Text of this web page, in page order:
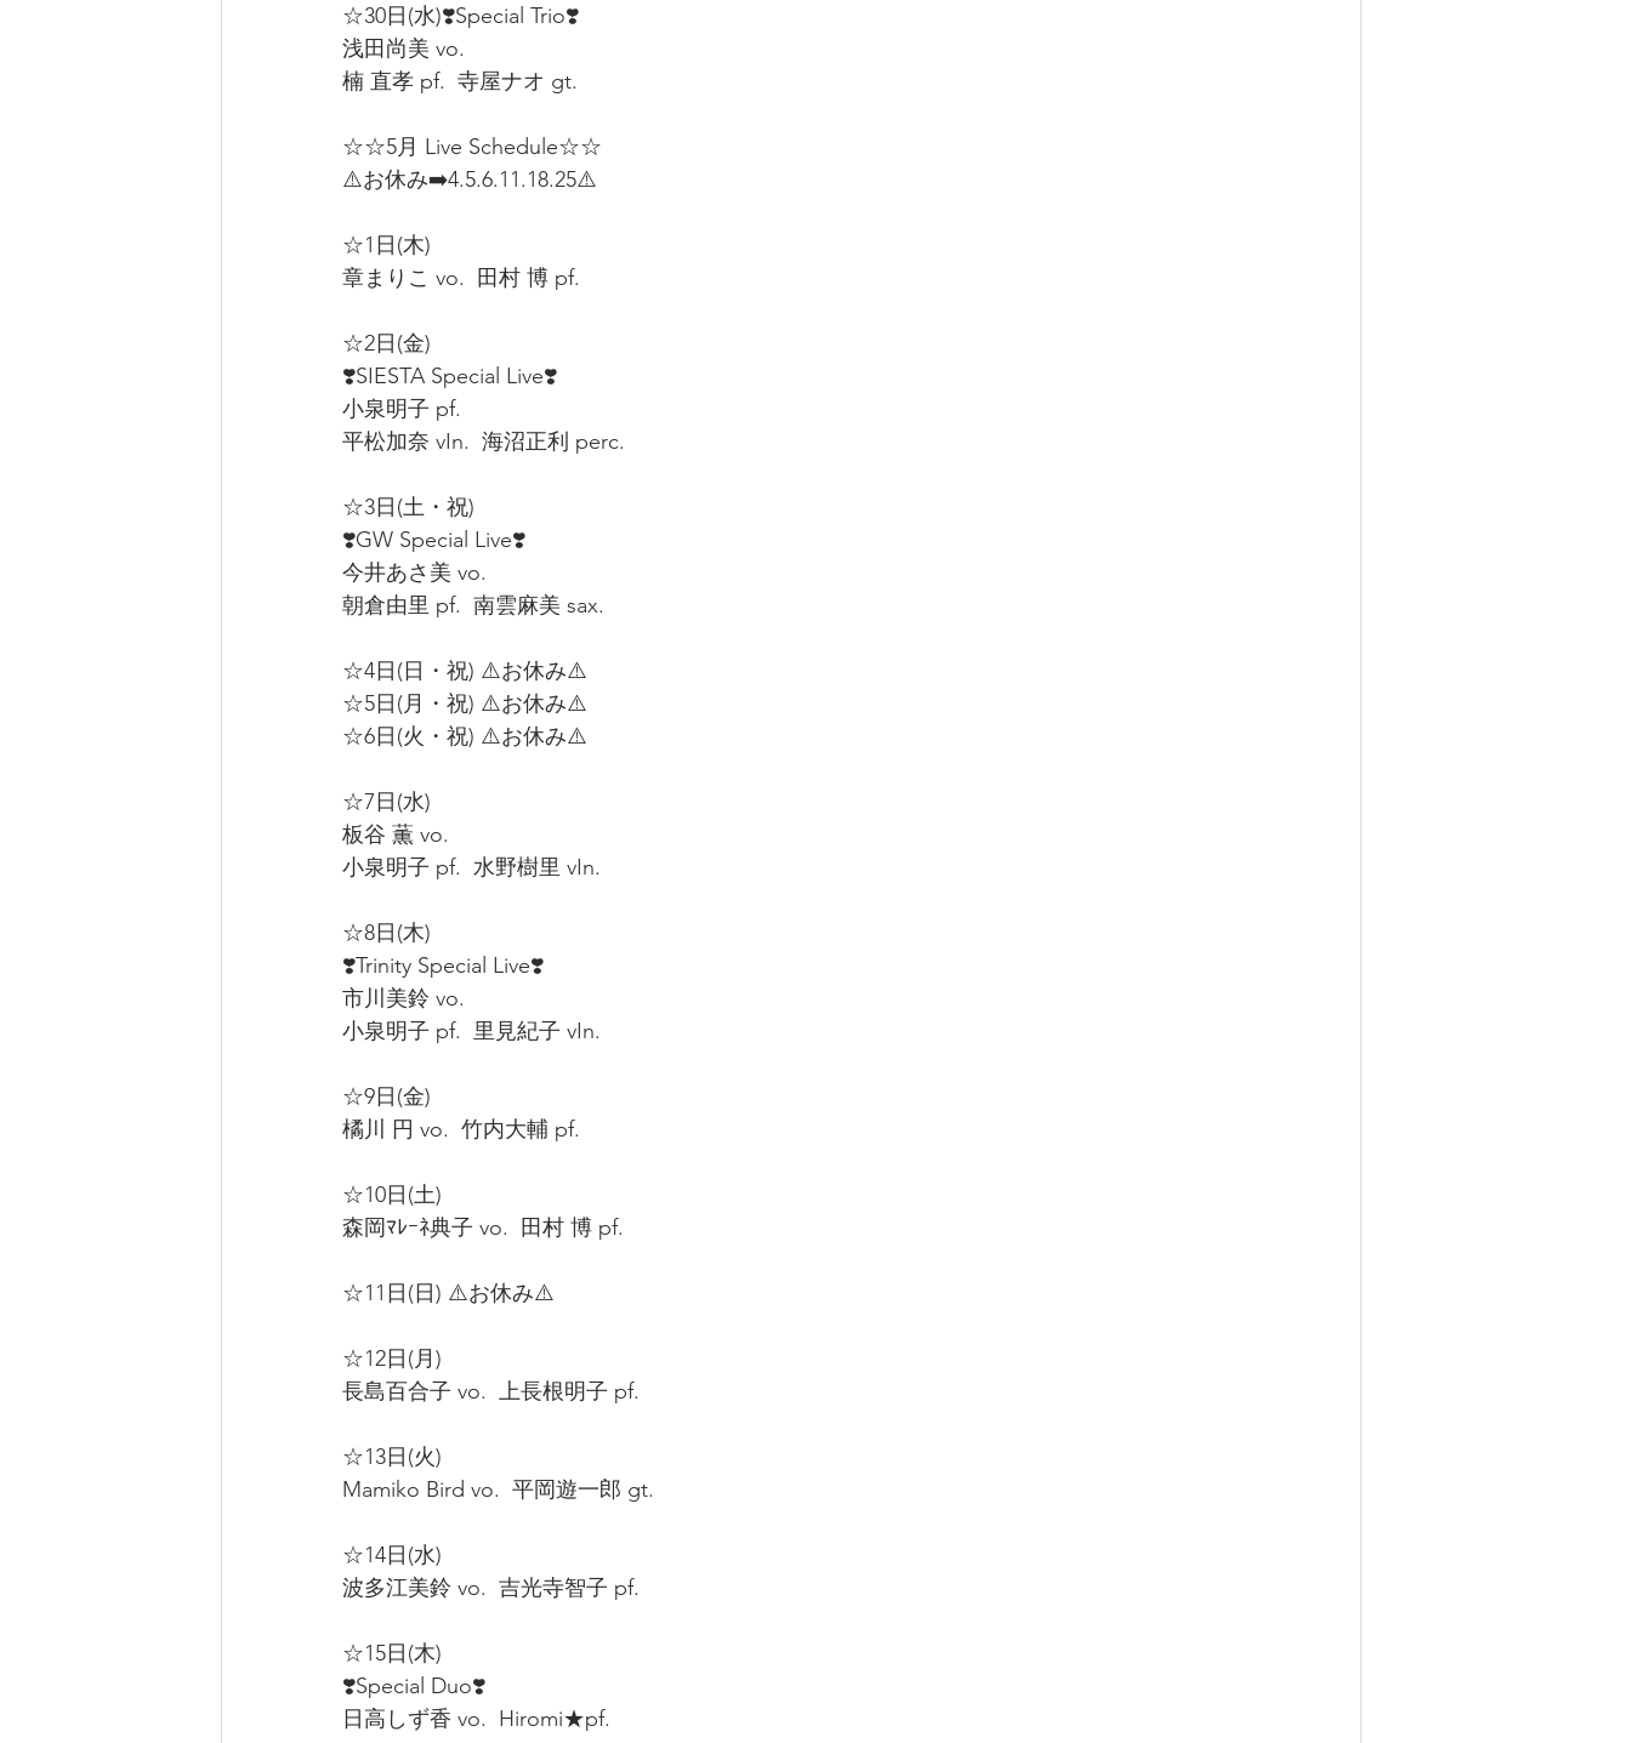
☆30日(水)❣️Special Trio❣️
浅田尚美 vo.
楠 直孝 pf.  寺屋ナオ gt.
☆☆5月 Live Schedule☆☆
⚠️お休み➡️4.5.6.11.18.25⚠️
☆1日(木)
章まりこ vo.  田村 博 pf.
☆2日(金)
❣️SIESTA Special Live❣️
小泉明子 pf.
平松加奈 vIn.  海沼正利 perc.
☆3日(土・祝)
❣️GW Special Live❣️
今井あさ美 vo.
朝倉由里 pf.  南雲麻美 sax.
☆4日(日・祝) ⚠️お休み⚠️
☆5日(月・祝) ⚠️お休み⚠️
☆6日(火・祝) ⚠️お休み⚠️
☆7日(水)
板谷 薫 vo.
小泉明子 pf.  水野樹里 vIn.
☆8日(木)
❣️Trinity Special Live❣️
市川美鈴 vo.
小泉明子 pf.  里見紀子 vIn.
☆9日(金)
橘川 円 vo.  竹内大輔 pf.
☆10日(土)
森岡ﾏﾚｰﾈ典子 vo.  田村 博 pf.
☆11日(日) ⚠️お休み⚠️
☆12日(月)
長島百合子 vo.  上長根明子 pf.
☆13日(火)
Mamiko Bird vo.  平岡遊一郎 gt.
☆14日(水)
波多江美鈴 vo.  吉光寺智子 pf.
☆15日(木)
❣️Special Duo❣️
日高しず香 vo.  Hiromi★pf.